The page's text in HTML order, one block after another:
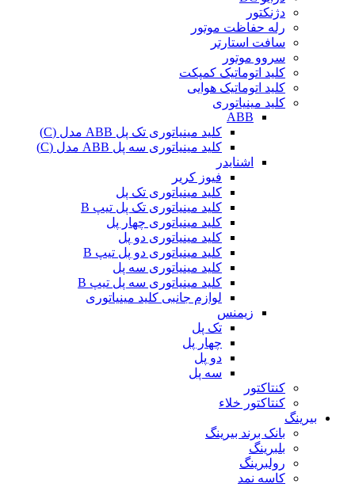
دژنکتور
رله حفاظت موتور
سافت استارتر
سروو موتور
کلید اتوماتیک کمپکت
کلید اتوماتیک هوایی
کلید مینیاتوری
ABB
کلید مینیاتوری تک پل ABB مدل (C)
کلید مینیاتوری سه پل ABB مدل (C)
اشنایدر
فیوز کریر
کلید مینیاتوری تک پل
کلید مینیاتوری تک پل تیپ B
کلید مینیاتوری چهار پل
کلید مینیاتوری دو پل
کلید مینیاتوری دو پل تیپ B
کلید مینیاتوری سه پل
کلید مینیاتوری سه پل تیپ B
لوازم جانبی کلید مینیاتوری
زیمنس
تک پل
چهار پل
دو پل
سه پل
کنتاکتور
کنتاکتور خلاء
بیرینگ
بانک برند بیرینگ
بلبرینگ
رولبرینگ
کاسه نمد